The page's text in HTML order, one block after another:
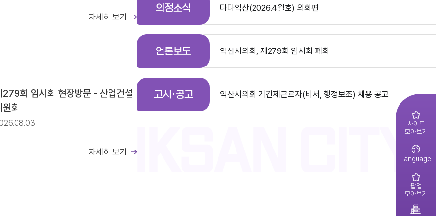
사이트
모아보기
Language
팝업
모아보기
자세히 보기
279회 임시회 현장방문 - 산업건설
원회
자세히 보기
제279회 익산시의회(임시회) 의사일정(안)
2026년 1분기 홍보예산 운용현황
의정소식 다다익산(2026.4월호) 의회편
다다익산(2026.3월호) 의회편
언론보도 익산시의회, 제279회 임시회 폐회
익산시의회 상임위원회 ‘현장 속으로!’
고시·공고 익산시의회 기간제근로자(비서, 행정보조) 채용 공고